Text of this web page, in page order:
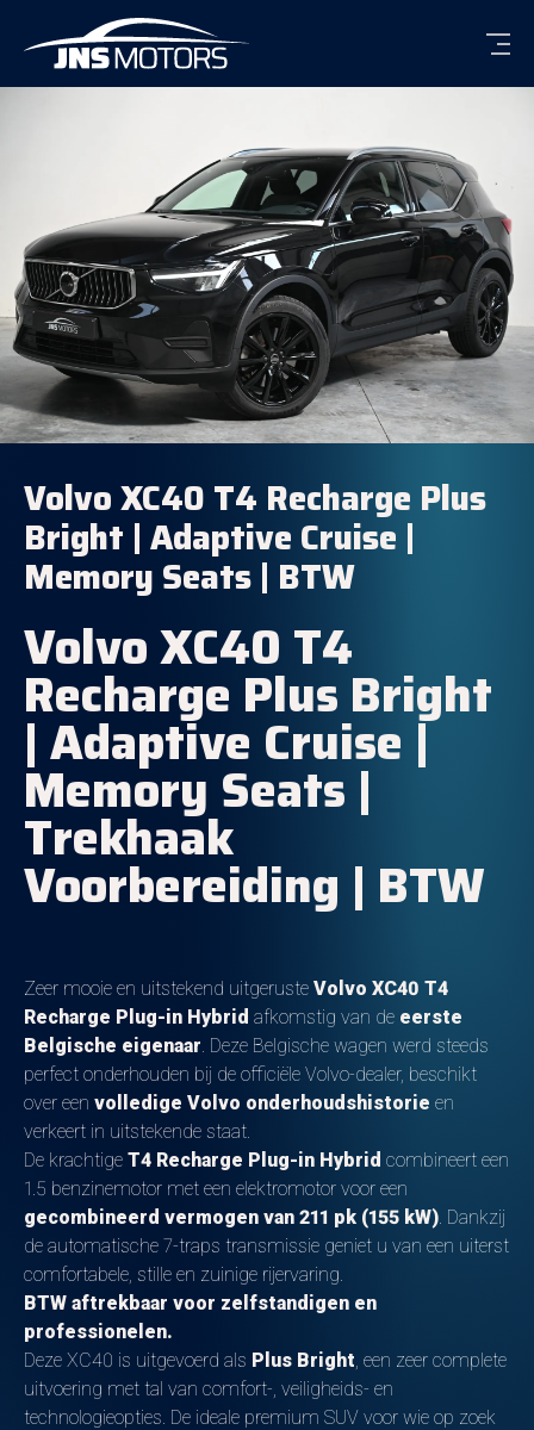
Volvo XC40 T4 Recharge Plus
Bright | Adaptive Cruise |
Memory Seats | BTW
Volvo XC40 T4
Recharge Plus Bright
| Adaptive Cruise |
Memory Seats |
Trekhaak
Voorbereiding | BTW
Zeer mooie en uitstekend uitgeruste Volvo XC40 T4
Recharge Plug-in Hybrid afkomstig van de eerste
Belgische eigenaar . Deze Belgische wagen werd steeds
perfect onderhouden bij de officiële Volvo-dealer, beschikt
over een volledige Volvo onderhoudshistorie en
verkeert in uitstekende staat.
De krachtige T4 Recharge Plug-in Hybrid combineert een
1.5 benzinemotor met een elektromotor voor een
gecombineerd vermogen van 211 pk (155 kW) . Dankzij
de automatische 7-traps transmissie geniet u van een uiterst
comfortabele, stille en zuinige rijervaring.
BTW aftrekbaar voor zelfstandigen en
professionelen.
Deze XC40 is uitgevoerd als Plus Bright , een zeer complete
uitvoering met tal van comfort-, veiligheids- en
technologieopties. De ideale premium SUV voor wie op zoek